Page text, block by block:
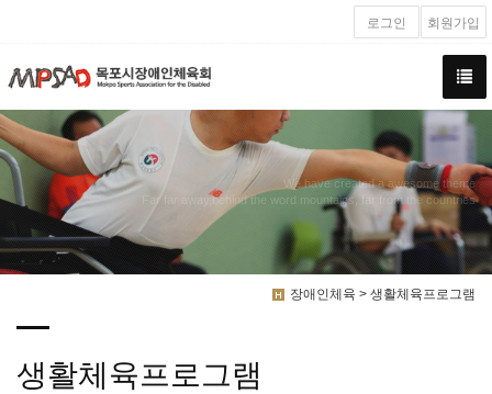
로그인 회원가입
We have created a awesome theme
Far far away,behind the word mountains, far from the countries
장애인체육 > 생활체육프로그램
생활체육프로그램